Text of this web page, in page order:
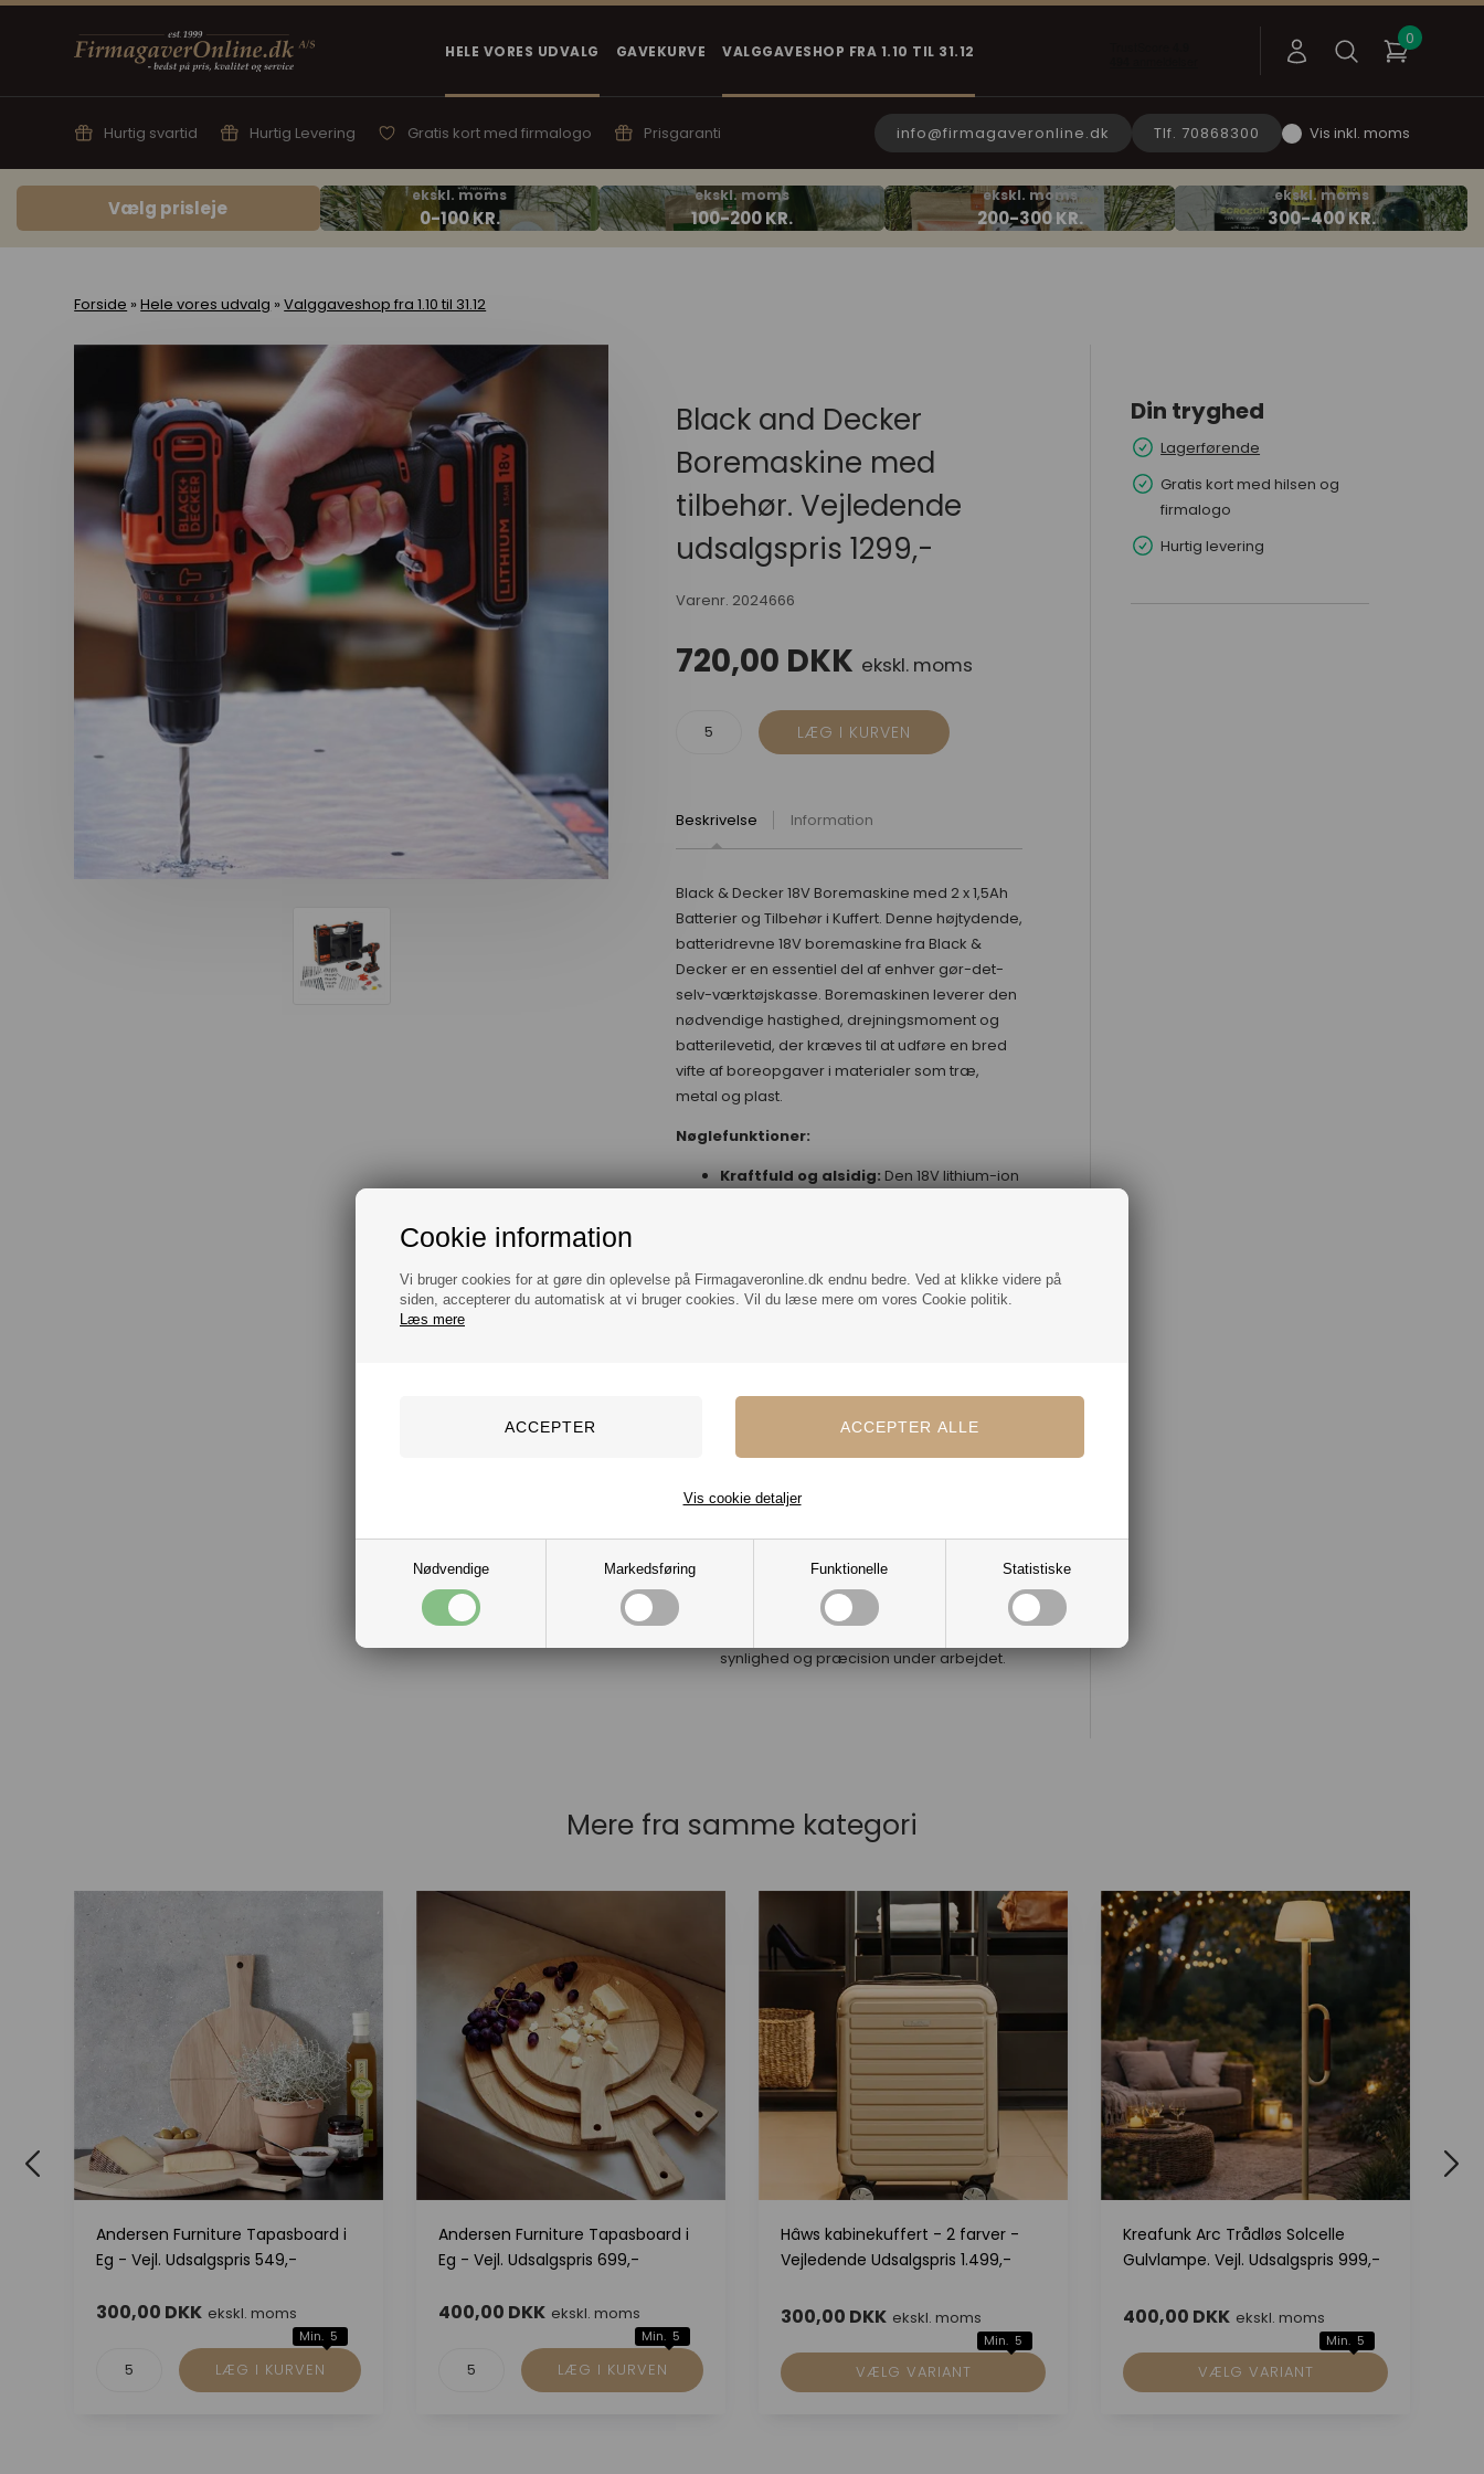
Cookie information
Vi bruger cookies for at gøre din oplevelse på Firmagaveronline.dk endnu bedre. Ved at klikke videre på
siden, accepterer du automatisk at vi bruger cookies. Vil du læse mere om vores Cookie politik.
Læs mere
Nødvendige Markedsføring Funktionelle Statistiske
Vis cookie detaljer
HELE VORES UDVALG GAVEKURVE VALGGAVESHOP FRA 1.10 TIL 31.12
Hurtig svartid Hurtig Levering Gratis kort med firmalogo Prisgaranti info@firmagaveronline.dk Tlf. 70868300 Vis inkl. moms
Vælg prisleje
Forside »Hele vores udvalg »Valggaveshop fra 1.10 til 31.12
Black and Decker
Boremaskine med
tilbehør. Vejledende
udsalgspris 1299,-
Varenr. 2024666
720,00 DKK ekskl. moms
Beskrivelse Information
Black & Decker 18V Boremaskine med 2 x 1,5Ah
Batterier og Tilbehør i Kuffert. Denne højtydende,
batteridrevne 18V boremaskine fra Black &
Decker er en essentiel del af enhver gør-det-
selv-værktøjskasse. Boremaskinen leverer den
nødvendige hastighed, drejningsmoment og
batterilevetid, der kræves til at udføre en bred
vifte af boreopgaver i materialer som træ,
metal og plast.
Nøglefunktioner:
Kraftfuld og alsidig:Den 18V lithium-ion
giver præcis kontrol over både boring og
skruning.
har et anti-slip blødt greb for øget
Fleksibelt batterisystem:Inkluderer to
længere arbejdstid og hurtig opladning
LED arbejdslys:
Indbygget LED-lys
oplyser arbejdsområdet for bedre
synlighed og præcision under arbejdet.
Din tryghed
Lagerførende
Gratis kort med hilsen og
firmalogo
Hurtig levering
Mere fra samme kategori
Andersen Furniture Tapasboard i
Eg - Vejl. Udsalgspris 549,-
300,00 DKK ekskl. moms
Min. 5
Andersen Furniture Tapasboard i
Eg - Vejl. Udsalgspris 699,-
400,00 DKK ekskl. moms
Min. 5
Hâws kabinekuffert - 2 farver -
Vejledende Udsalgspris 1.499,-
300,00 DKK ekskl. moms
Min. 5
VÆLG VARIANT
Kreafunk Arc Trådløs Solcelle
Gulvlampe. Vejl. Udsalgspris 999,-
400,00 DKK ekskl. moms
Min. 5
VÆLG VARIANT